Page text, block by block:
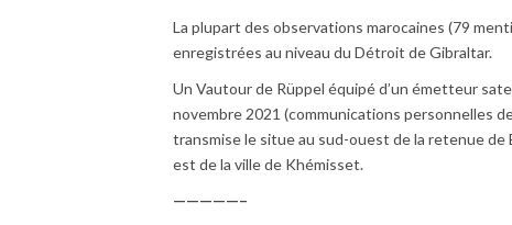
La plupart des observations marocaines (79
enregistrées au niveau du Détroit de Gibraltar.
Un Vautour de Rüppel équipé d’un émetteur
novembre 2021 (communications personnelles
transmise le situe au sud-ouest de la retenue de
est de la ville de Khémisset.
—————–